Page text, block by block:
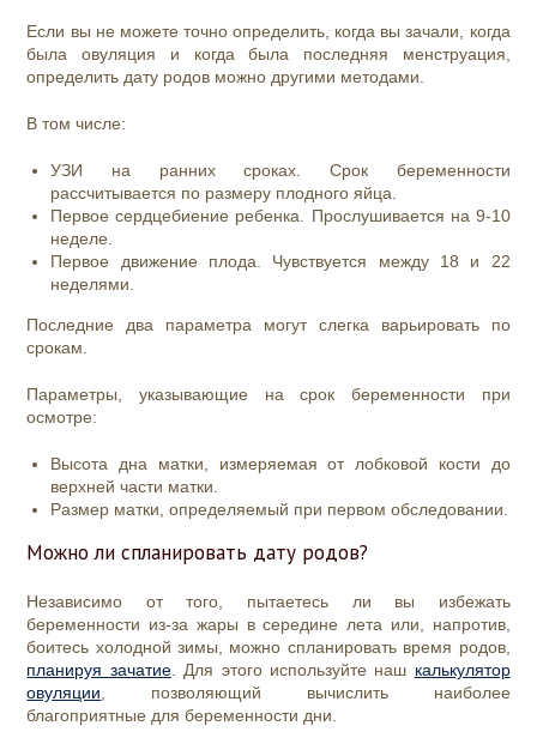
Если вы не можете точно определить, когда вы зачали, когда
была овуляция и когда была последняя менструация,
определить дату родов можно другими методами.
В том числе:
УЗИ на ранних сроках. Срок беременности
рассчитывается по размеру плодного яйца.
Первое сердцебиение ребенка. Прослушивается на 9-10
неделе.
Первое движение плода. Чувствуется между 18 и 22
неделями.
Последние два параметра могут слегка варьировать по
срокам.
Параметры, указывающие на срок беременности при
осмотре:
Высота дна матки, измеряемая от лобковой кости до
верхней части матки.
Размер матки, определяемый при первом обследовании.
Можно ли спланировать дату родов?
Независимо от того, пытаетесь ли вы избежать
беременности из-за жары в середине лета или, напротив,
боитесь холодной зимы, можно спланировать время родов,
планируя зачатие. Для этого используйте наш калькулятор
овуляции , позволяющий вычислить наиболее
благоприятные для беременности дни.